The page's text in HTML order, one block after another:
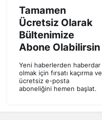
Tamamen
Ücretsiz Olarak
Bültenimize
Abone Olabilirsin
Yeni haberlerden haberdar
olmak için fırsatı kaçırma ve
ücretsiz e-posta
aboneliğini hemen başlat.